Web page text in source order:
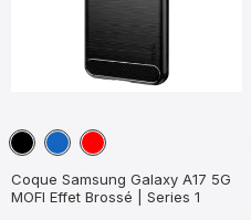
NoirBleuRouge
Coque Samsung Galaxy A17 5G
MOFI Effet Brossé | Series 1